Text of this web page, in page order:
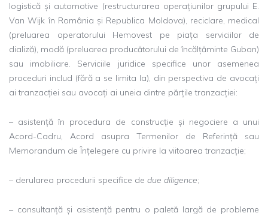
logistică și automotive (restructurarea operațiunilor grupului E.
Van Wijk în România și Republica Moldova), reciclare, medical
(preluarea operatorului Hemovest pe piața serviciilor de
dializă), modă (preluarea producătorului de încălțăminte Guban)
sau imobiliare. Serviciile juridice specifice unor asemenea
proceduri includ (fără a se limita la), din perspectiva de avocați
ai tranzacției sau avocați ai uneia dintre părțile tranzacției:
– asistență în procedura de construcție și negociere a unui
Acord-Cadru, Acord asupra Termenilor de Referință sau
Memorandum de Înțelegere cu privire la viitoarea tranzacție;
– derularea procedurii specifice de due diligence;
– consultanță și asistență pentru o paletă largă de probleme